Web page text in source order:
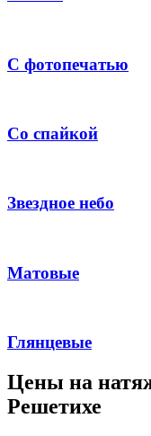
С фотопечатью
Со спайкой
Звездное небо
Матовые
Глянцевые
Цены на
Решетихе